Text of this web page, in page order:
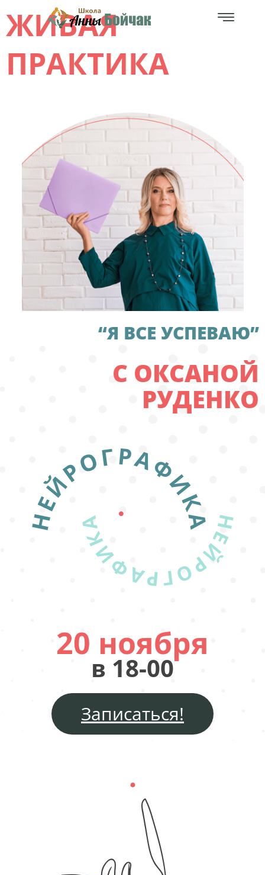
ЖИВАЯ
ПРАКТИКА
“Я ВСЕ УСПЕВАЮ”
С ОКСАНОЙ
РУДЕНКО
20 ноября
в 18-00
Записаться!